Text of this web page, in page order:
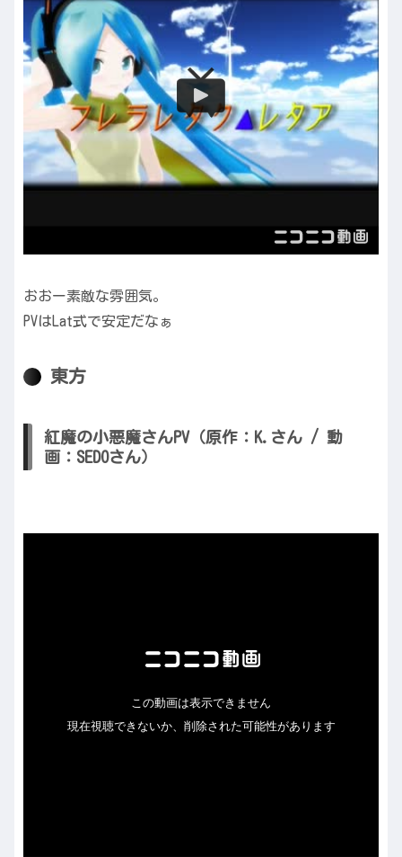
おおー素敵な雰囲気。
PVはLat式で安定だなぁ
東方
紅魔の小悪魔さんPV（原作：K.さん / 動
画：SEDOさん）